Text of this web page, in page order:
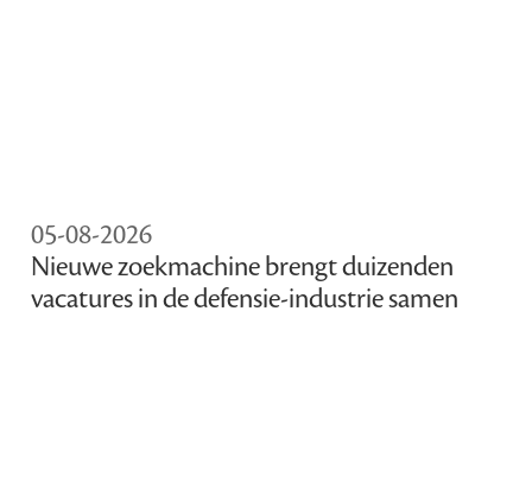
05-08-2026
Nieuwe zoekmachine brengt duizenden
vacatures in de defensie-industrie samen